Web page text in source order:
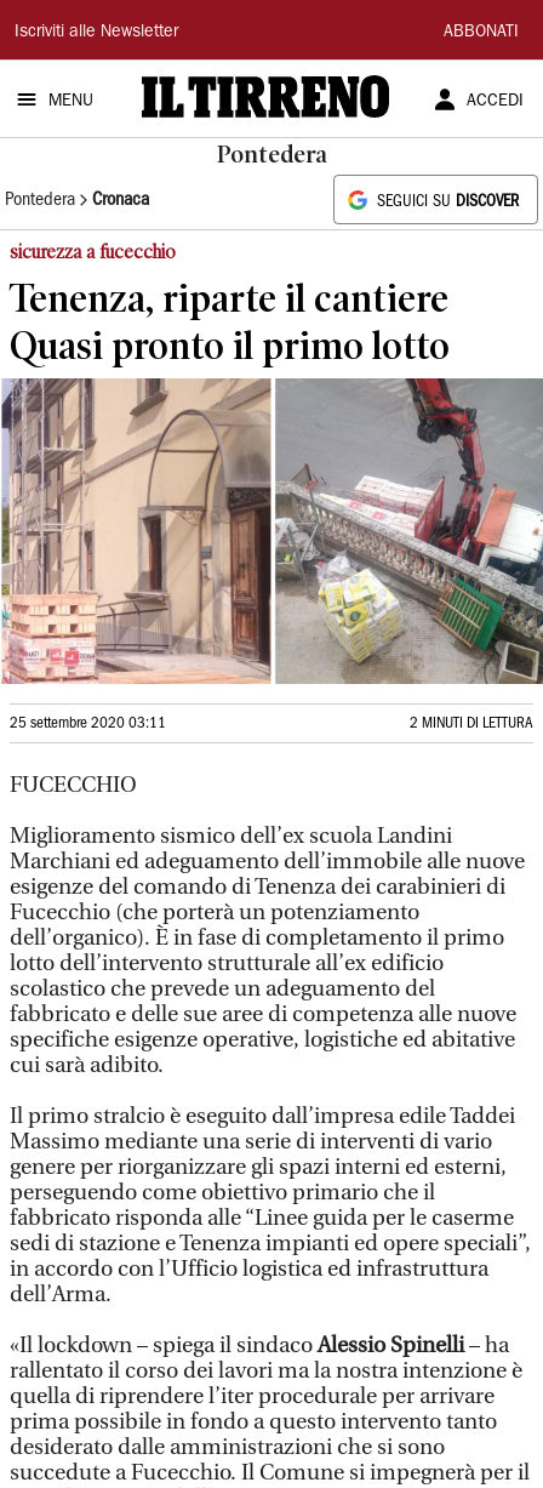
Il
Tirreno
Iscriviti alle Newsletter ABBONATI
MENU ACCEDI
Pontedera
Pontedera Cronaca SEGUICI SU DISCOVER
sicurezza a fucecchio
Tenenza, riparte il cantiere
Quasi pronto il primo lotto
25 settembre 2020 03:11 2 MINUTI DI LETTURA
FUCECCHIO
Miglioramento sismico dell’ex scuola Landini
Marchiani ed adeguamento dell’immobile alle nuove
esigenze del comando di Tenenza dei carabinieri di
Fucecchio (che porterà un potenziamento
dell’organico). È in fase di completamento il primo
lotto dell’intervento strutturale all’ex edificio
scolastico che prevede un adeguamento del
fabbricato e delle sue aree di competenza alle nuove
specifiche esigenze operative, logistiche ed abitative
cui sarà adibito.
Il primo stralcio è eseguito dall’impresa edile Taddei
Massimo mediante una serie di interventi di vario
genere per riorganizzare gli spazi interni ed esterni,
perseguendo come obiettivo primario che il
fabbricato risponda alle “Linee guida per le caserme
sedi di stazione e Tenenza impianti ed opere speciali”,
in accordo con l’Ufficio logistica ed infrastruttura
dell’Arma.
«Il lockdown – spiega il sindacoAlessio Spinelli– ha
rallentato il corso dei lavori ma la nostra intenzione è
quella di riprendere l’iter procedurale per arrivare
prima possibile in fondo a questo intervento tanto
desiderato dalle amministrazioni che si sono
succedute a Fucecchio. Il Comune si impegnerà per il